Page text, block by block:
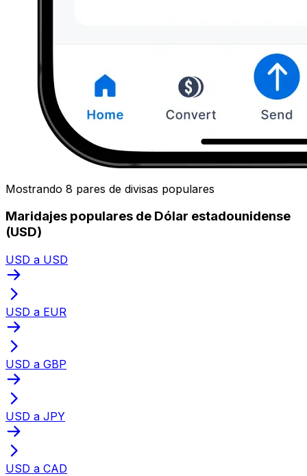
Mostrando 8 pares de divisas populares
Maridajes populares de Dólar estadounidense
(USD)
USD a USD
USD a EUR
USD a GBP
USD a JPY
USD a CAD